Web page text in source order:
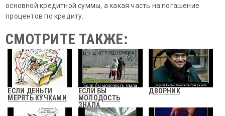
основной кредитной суммы, а какая часть на погашение
процентов по кредиту.
СМОТРИТЕ ТАКЖЕ:
ЕСЛИ ДЕНЬГИ
МЕРЯТЬ КУЧКАМИ
ЕСЛИ БЫ
МОЛОДОСТЬ
ЗНАЛА
ДВОРНИК